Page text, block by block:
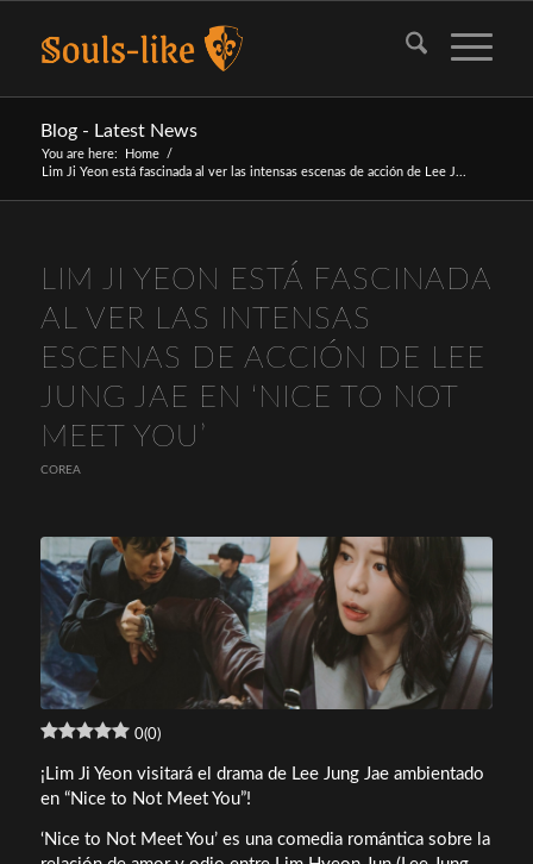
Blog - Latest News
You are here: Home
/
Lim Ji Yeon está fascinada al ver las intensas escenas de acción de Lee J...
LIM JI YEON ESTÁ FASCINADA
AL VER LAS INTENSAS
ESCENAS DE ACCIÓN DE LEE
JUNG JAE EN ‘NICE TO NOT
MEET YOU’
COREA
0(0)
¡Lim Ji Yeon visitará el drama de Lee Jung Jae ambientado
en “Nice to Not Meet You”!
‘Nice to Not Meet You’ es una comedia romántica sobre la